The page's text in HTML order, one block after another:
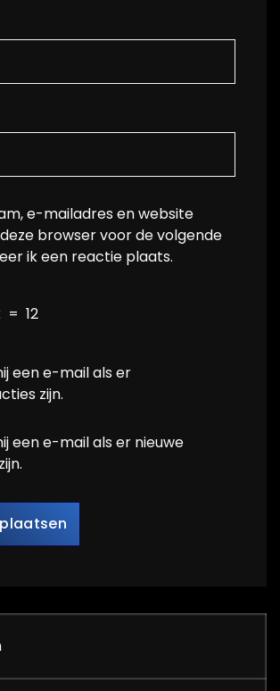
e-mailadres en website
browser voor de volgende
ik een reactie plaats.
= 12
een e-mail als er
zijn.
een e-mail als er nieuwe